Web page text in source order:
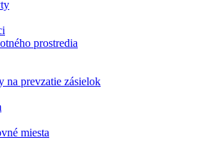
prostredia
na prevzatie zásielok
miesta